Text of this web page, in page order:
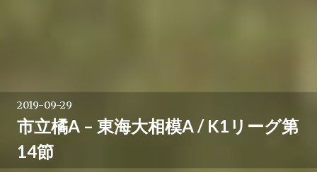
2019-09-29
市立橘A – 東海大相模A / K1リーグ第
14節